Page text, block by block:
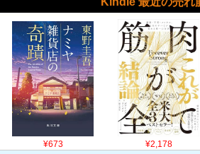
¥673 ¥2,178